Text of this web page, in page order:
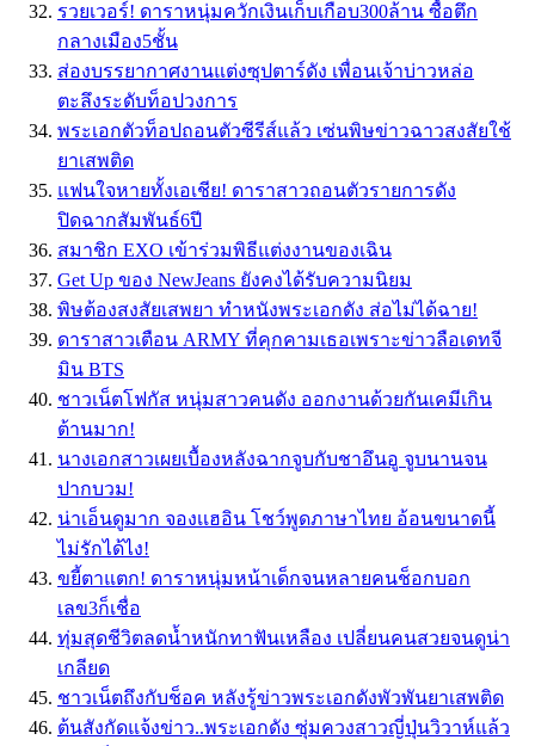
รวยเวอร์! ดาราหนุ่มควักเงินเก็บเกือบ300ล้าน ซื้อตึก
กลางเมือง5ชั้น
ส่องบรรยากาศงานแต่งซุปตาร์ดัง เพื่อนเจ้าบ่าวหล่อ
ตะลึงระดับท็อปวงการ
พระเอกตัวท็อปถอนตัวซีรีส์แล้ว เซ่นพิษข่าวฉาวสงสัยใช้
ยาเสพติด
แฟนใจหายทั้งเอเชีย! ดาราสาวถอนตัวรายการดัง
ปิดฉากสัมพันธ์6ปี
สมาชิก EXO เข้าร่วมพิธีแต่งงานของเฉิน
Get Up ของ NewJeans ยังคงได้รับความนิยม
พิษต้องสงสัยเสพยา ทำหนังพระเอกดัง ส่อไม่ได้ฉาย!
ดาราสาวเตือน ARMY ที่คุกคามเธอเพราะข่าวลือเดทจี
มิน BTS
ชาวเน็ตโฟกัส หนุ่มสาวคนดัง ออกงานด้วยกันเคมีเกิน
ต้านมาก!
นางเอกสาวเผยเบื้องหลังฉากจูบกับชาอึนอู จูบนานจน
ปากบวม!
น่าเอ็นดูมาก จองเเฮอิน โชว์พูดภาษาไทย อ้อนขนาดนี้
ไม่รักได้ไง!
ขยี้ตาแตก! ดาราหนุ่มหน้าเด็กจนหลายคนช็อกบอก
เลข3ก็เชื่อ
ทุ่มสุดชีวิตลดน้ำหนักทาฟันเหลือง เปลี่ยนคนสวยจนดูน่า
เกลียด
ชาวเน็ตถึงกับช็อค หลังรู้ข่าวพระเอกดังพัวพันยาเสพติด
ต้นสังกัดแจ้งข่าว..พระเอกดัง ซุ่มควงสาวญี่ปุ่นวิวาห์แล้ว